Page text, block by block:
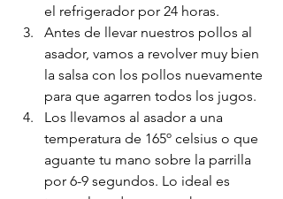
el refrigerador por 24 horas.
Antes de llevar nuestros pollos al
asador, vamos a revolver muy bien
la salsa con los pollos nuevamente
para que agarren todos los jugos.
Los llevamos al asador a una
temperatura de 165º celsius o que
aguante tu mano sobre la parrilla
por 6-9 segundos. Lo ideal es